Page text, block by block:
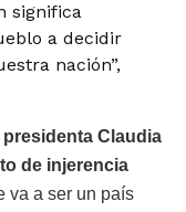
significa
a decidir
nación”,
Claudia
de injerencia
va a ser un país